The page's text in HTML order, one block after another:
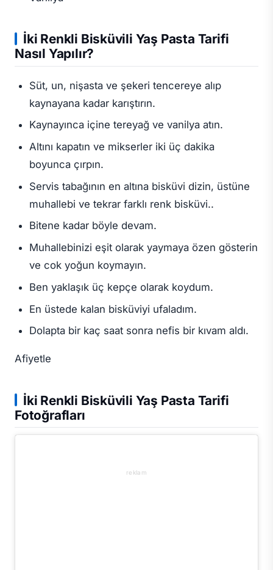
İki Renkli Bisküvili Yaş Pasta Tarifi
Nasıl Yapılır?
Süt, un, nişasta ve şekeri tencereye alıp
kaynayana kadar karıştırın.
Kaynayınca içine tereyağ ve vanilya atın.
Altını kapatın ve mikserler iki üç dakika
boyunca çırpın.
Servis tabağının en altına bisküvi dizin, üstüne
muhallebi ve tekrar farklı renk bisküvi..
Bitene kadar böyle devam.
Muhallebinizi eşit olarak yaymaya özen gösterin
ve cok yoğun koymayın.
Ben yaklaşık üç kepçe olarak koydum.
En üstede kalan bisküviyi ufaladım.
Dolapta bir kaç saat sonra nefis bir kıvam aldı.
Afiyetle
İki Renkli Bisküvili Yaş Pasta Tarifi
Fotoğrafları
reklam